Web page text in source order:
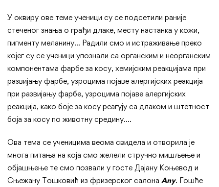
У оквиру ове теме ученици су се подсетили раније
стеченог знања о грађи длаке, месту настанка у кожи,
пигменту меланину… Радили смо и истраживање преко
којег су се ученици упознали са органским и неорганским
компонентама фарбе за косу, хемијским реакцијама при
развијању фарбе, узроцима појаве алергијских реакција
при развијању фарбе, узроцима појаве алергијских
реакција, како боје за косу реагују са длаком и штетност
боја за косу по животну средину….
Ова тема се ученицима веома свидела и отворила је
многа питања на која смо желели стручно мишљење и
објашњење те смо позвали у госте Дајану Коњевод и
Сњежану Тошковић из фризерског салона Аny. Гошће